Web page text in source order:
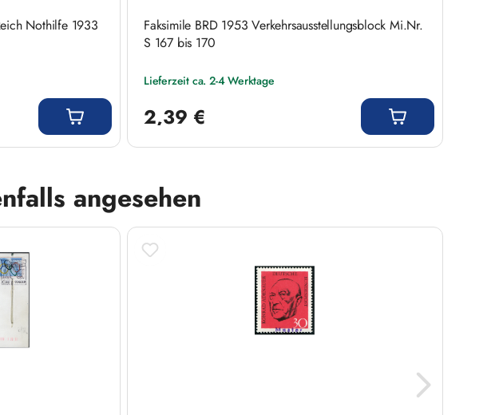
Nothilfe 1933
Faksimile BRD 1953 Verkehrsausstellungsblock Mi.Nr.
S 167 bis 170
Lieferzeit ca. 2-4 Werktage
2,39 €
angesehen